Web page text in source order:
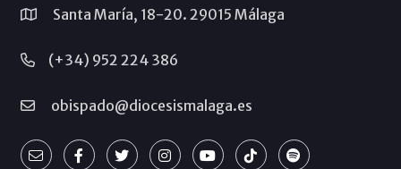
Santa María, 18-20. 29015 Málaga
(+34) 952 224 386
obispado@diocesismalaga.es